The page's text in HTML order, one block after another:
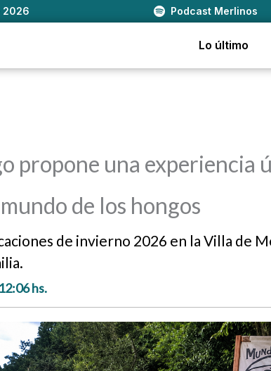
2026 Podcast Merlinos
Lo último
propone una experiencia
de los hongos
de invierno 2026 en la Villa de
hs.